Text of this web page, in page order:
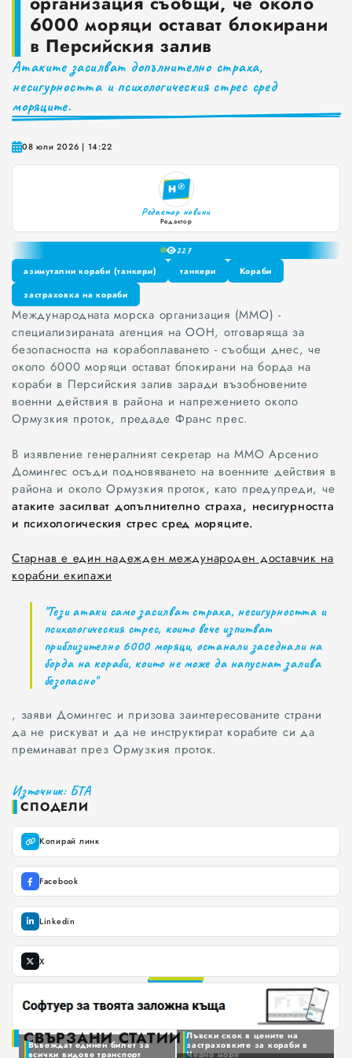
Краставиците са 95% вода. Предлагат ли някакви хранителни ползи?
Как да постъпваме с близките, които не ни ценят
Проверете бързо стажа Ви до момента в НОИ онлайн и без такси
6000 моряци остават блокирани
в Персийския залив
Атаките засилват допълнително страха,
несигурността и психологическия стрес сред
моряците.
08 юли 2026 | 14:22
Редактор новини
Редактор
22
2
3
4
5
6
7
8
9
азимутални кораби (танкери)
азимутални кораби (танкери)
танкери
Кораби
застраховка на кораби
застраховка на кораби
Международната морска организация (ММО) -
специализираната агенция на ООН, отговаряща за
безопасността на корабоплаването - съобщи днес, че
около 6000 моряци остават блокирани на борда на
кораби в Персийския залив заради възобновените
военни действия в района и напрежението около
Ормузкия проток, предаде Франс прес.
В изявление генералният секретар на ММО Арсенио
Домингес осъди подновяването на военните действия в
района и около Ормузкия проток, като предупреди, че
атаките засилват допълнително страха, несигурността
и психологическия стрес сред моряците.
Старнав е един надежден международен доставчик на
корабни екипажи
"Тези атаки само засилват страха, несигурността и
психологическия стрес, които вече изпитват
приблизително 6000 моряци, останали заседнали на
борда на кораби, които не може да напуснат залива
безопасно"
, заяви Домингес и призова заинтересованите страни
да не рискуват и да не инструктират корабите си да
преминават през Ормузкия проток.
Източник: БТА
СПОДЕЛИ
Копирай линк
Facebook
Linkedin
X
СВЪРЗАНИ СТАТИИ
Въвеждат единен билет за
всички видове транспорт
0
2
4
5
6
Лъвски скок в цените на
застраховките за кораби в
Черно море
1
3
4
5
1
3
0
1